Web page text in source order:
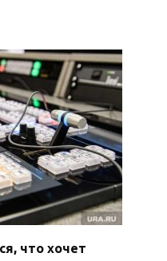
что хочет